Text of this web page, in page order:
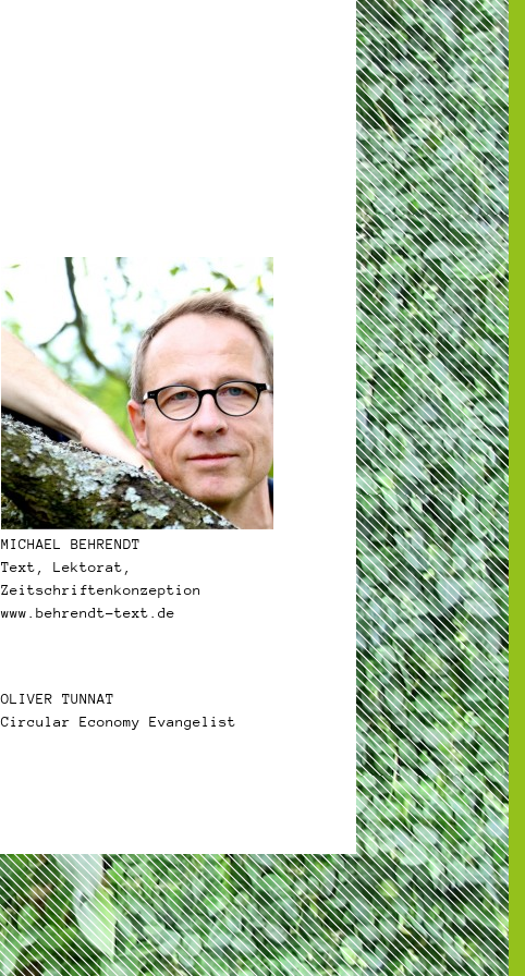
MICHAEL BEHRENDT
Text, Lektorat,
Zeitschriftenkonzeption
www.behrendt-text.de
OLIVER TUNNAT
Circular Economy Evangelist